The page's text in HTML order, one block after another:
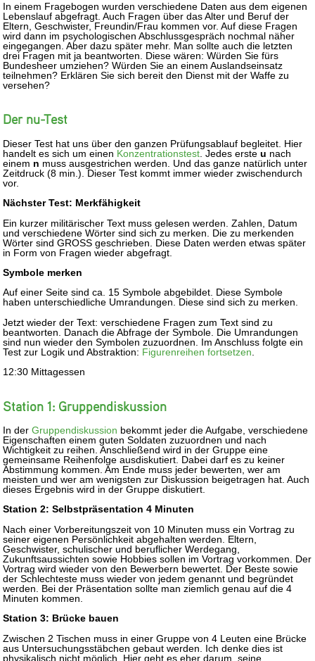
In einem Fragebogen wurden verschiedene Daten aus dem eigenen
Lebenslauf abgefragt. Auch Fragen über das Alter und Beruf der
Eltern, Geschwister, Freundin/Frau kommen vor. Auf diese Fragen
wird dann im psychologischen Abschlussgespräch nochmal näher
eingegangen. Aber dazu später mehr. Man sollte auch die letzten
drei Fragen mit ja beantworten. Diese wären: Würden Sie fürs
Bundesheer umziehen? Würden Sie an einem Auslandseinsatz
teilnehmen? Erklären Sie sich bereit den Dienst mit der Waffe zu
versehen?
Der nu-Test
Dieser Test hat uns über den ganzen Prüfungsablauf begleitet. Hier
handelt es sich um einen Konzentrationstest . Jedes ersteu nach
einem n muss ausgestrichen werden. Und das ganze natürlich unter
Zeitdruck (8 min.). Dieser Test kommt immer wieder zwischendurch
vor.
Nächster Test: Merkfähigkeit
Ein kurzer militärischer Text muss gelesen werden. Zahlen, Datum
und verschiedene Wörter sind sich zu merken. Die zu merkenden
Wörter sind GROSS geschrieben. Diese Daten werden etwas später
in Form von Fragen wieder abgefragt.
Symbole merken
Auf einer Seite sind ca. 15 Symbole abgebildet. Diese Symbole
haben unterschiedliche Umrandungen. Diese sind sich zu merken.
Jetzt wieder der Text: verschiedene Fragen zum Text sind zu
beantworten. Danach die Abfrage der Symbole. Die Umrandungen
sind nun wieder den Symbolen zuzuordnen. Im Anschluss folgte ein
Test zur Logik und Abstraktion: Figurenreihen fortsetzen
12:30 Mittagessen
Station 1: Gruppendiskussion
In derGruppendiskussion bekommt jeder die Aufgabe, verschiedene
Eigenschaften einem guten Soldaten zuzuordnen und nach
Wichtigkeit zu reihen. Anschließend wird in der Gruppe eine
gemeinsame Reihenfolge ausdiskutiert. Dabei darf es zu keiner
Abstimmung kommen. Am Ende muss jeder bewerten, wer am
meisten und wer am wenigsten zur Diskussion beigetragen hat. Auch
dieses Ergebnis wird in der Gruppe diskutiert.
Station 2: Selbstpräsentation 4 Minuten
Nach einer Vorbereitungszeit von 10 Minuten muss ein Vortrag zu
seiner eigenen Persönlichkeit abgehalten werden. Eltern,
Geschwister, schulischer und beruflicher Werdegang,
Zukunftsaussichten sowie Hobbies sollen im Vortrag vorkommen. Der
Vortrag wird wieder von den Bewerbern bewertet. Der Beste sowie
der Schlechteste muss wieder von jedem genannt und begründet
werden. Bei der Präsentation sollte man ziemlich genau auf die 4
Minuten kommen.
Station 3: Brücke bauen
Zwischen 2 Tischen muss in einer Gruppe von 4 Leuten eine Brücke
aus Untersuchungsstäbchen gebaut werden. Ich denke dies ist
physikalisch nicht möglich. Hier geht es eher darum, seine